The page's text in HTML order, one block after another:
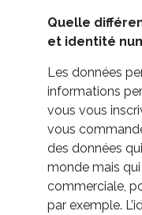
Quelle
et identité
Les données
informations
vous vous
vous
des données
monde mais
commerciale,
par exemple.